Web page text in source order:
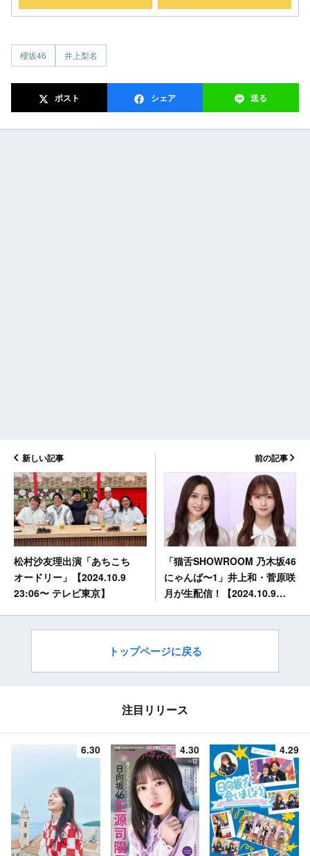
櫻坂46 井上梨名
ポスト シェア 送る
新しい記事
松村沙友理出演「あちこち
オードリー」【2024.10.9
23:06〜 テレビ東京】
前の記事
「猫舌SHOWROOM 乃木坂46
にゃんば〜1」井上和・菅原咲
月が生配信！【2024.10.9
トップページに戻る
注目リリース
6.30 4.30 4.29